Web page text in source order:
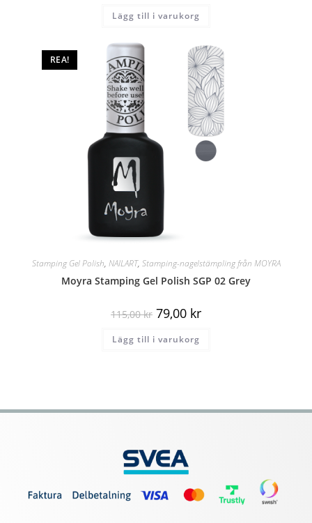
Lägg till i varukorg
REA!
Stamping Gel Polish, NAILART, Stamping-nagelstämpling från MOYRA
Moyra Stamping Gel Polish SGP 02 Grey
115,00kr 79,00 kr
Lägg till i varukorg